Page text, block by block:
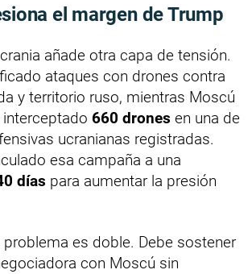
el margen de Trump
añade otra capa de tensión.
ataques con drones contra
y territorio ruso, mientras Moscú
660 drones en una de
ucranianas registradas.
esa campaña a una
días para aumentar la presión
problema es doble. Debe sostener
con Moscú sin